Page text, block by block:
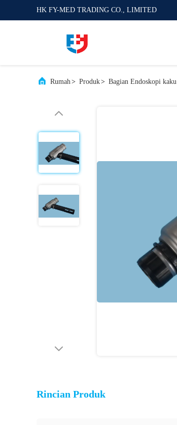
HK FY-MED TRADING CO., LIMITED
Rumah> Produk> Bagian Endoskopi kaku
Rincian Produk